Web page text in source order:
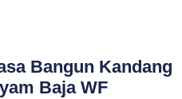
Bangun Kandang
Baja WF